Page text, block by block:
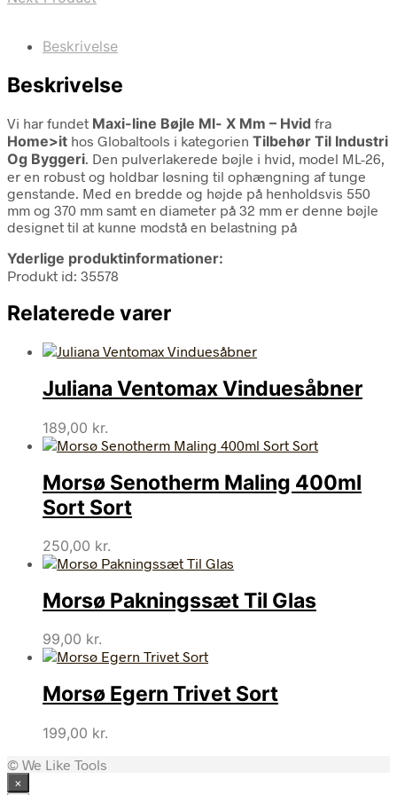
Beskrivelse
Beskrivelse
Vi har fundet Maxi-line Bøjle Ml- X Mm – Hvid fra
Home>it hos Globaltools i kategorien Tilbehør Til Industri
Og Byggeri. Den pulverlakerede bøjle i hvid, model ML-26,
er en robust og holdbar løsning til ophængning af tunge
genstande. Med en bredde og højde på henholdsvis 550
mm og 370 mm samt en diameter på 32 mm er denne bøjle
designet til at kunne modstå en belastning på
Yderlige produktinformationer:
Produkt id: 35578
Relaterede varer
Juliana Ventomax Vinduesåbner
189,00 kr.
Morsø Senotherm Maling 400ml
Sort Sort
250,00 kr.
Morsø Pakningssæt Til Glas
99,00 kr.
Morsø Egern Trivet Sort
199,00 kr.
© We Like Tools
×